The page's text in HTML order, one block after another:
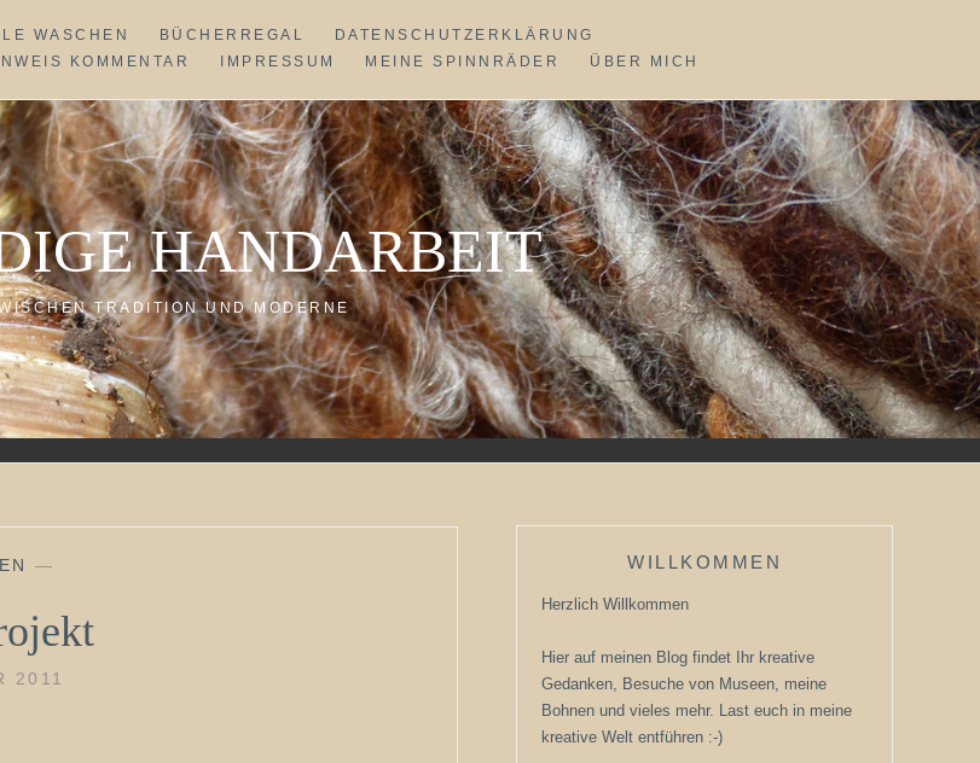
WASCHEN BÜCHERREGAL
DATENSCHUTZERKLÄRUNG
KOMMENTAR IMPRESSUM MEINE SPINNRÄDER ÜBER MICH
HANDARBEIT
TRADITION UND MODERNE
—
2011
WILLKOMMEN
Herzlich Willkommen
Hier auf meinen Blog findet Ihr kreative
Gedanken, Besuche von Museen, meine
Bohnen und vieles mehr. Last euch in meine
kreative Welt entführen :-)